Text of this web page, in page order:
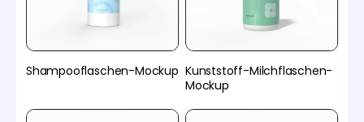
Shampooflaschen-Mockup Kunststoff-Milchflaschen-
Mockup